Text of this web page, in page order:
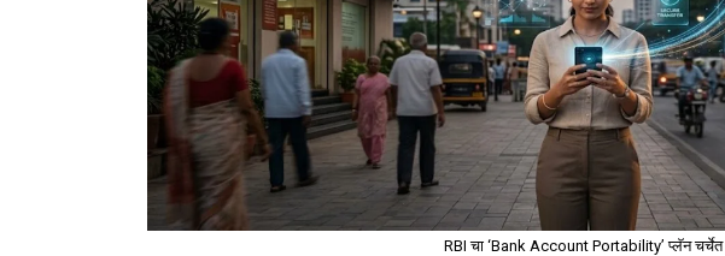
RBI चा ‘Bank Account Portability’ प्लॅन चर्चेत